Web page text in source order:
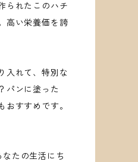
られたこのハチ
高い栄養価を誇
入れて、特別な
パンに塗った
すすめです。
たの生活にち